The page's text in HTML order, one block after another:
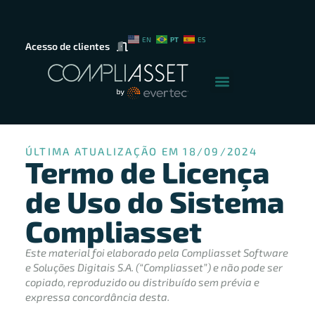
Acesso de clientes
EN PT ES
ÚLTIMA ATUALIZAÇÃO EM 18/09/2024
Termo de Licença
de Uso do Sistema
Compliasset
Este material foi elaborado pela Compliasset Software
e Soluções Digitais S.A. (“Compliasset”) e não pode ser
copiado, reproduzido ou distribuído sem prévia e
expressa concordância desta.